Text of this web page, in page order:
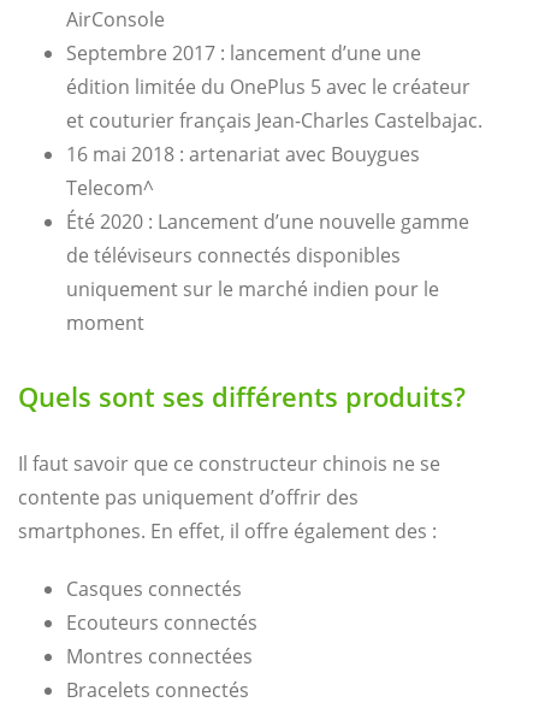
AirConsole
Septembre 2017 : lancement d’une une
édition limitée du OnePlus 5 avec le créateur
et couturier français Jean-Charles Castelbajac.
16 mai 2018 : artenariat avec Bouygues
Telecom^
Été 2020 : Lancement d’une nouvelle gamme
de téléviseurs connectés disponibles
uniquement sur le marché indien pour le
moment
Quels sont ses différents produits?
Il faut savoir que ce constructeur chinois ne se
contente pas uniquement d’offrir des
smartphones. En effet, il offre également des :
Casques connectés
Ecouteurs connectés
Montres connectées
Bracelets connectés